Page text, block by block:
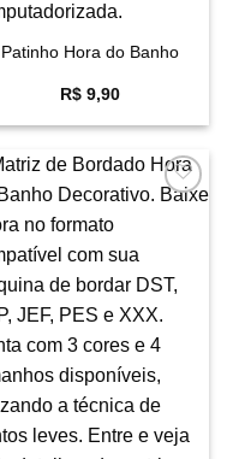
Patinho Hora do Banho
R$9,90